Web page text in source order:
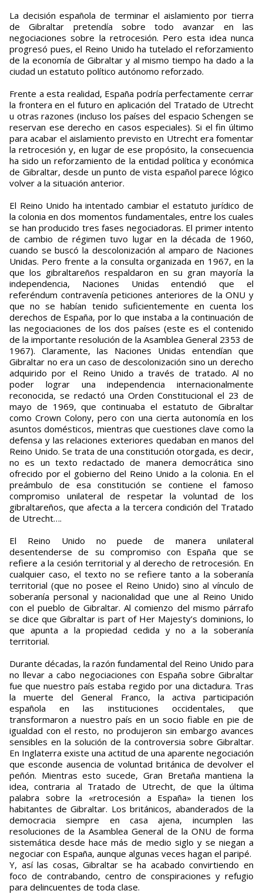
La decisión española de terminar el aislamiento por tierra
de Gibraltar pretendía sobre todo avanzar en las
negociaciones sobre la retrocesión. Pero esta idea nunca
progresó pues, el Reino Unido ha tutelado el reforzamiento
de la economía de Gibraltar y al mismo tiempo ha dado a la
ciudad un estatuto político autónomo reforzado.
Frente a esta realidad, España podría perfectamente cerrar
la frontera en el futuro en aplicación del Tratado de Utrecht
u otras razones (incluso los países del espacio Schengen se
reservan ese derecho en casos especiales). Si el fin último
para acabar el aislamiento previsto en Utrecht era fomentar
la retrocesión y, en lugar de ese propósito, la consecuencia
ha sido un reforzamiento de la entidad política y económica
de Gibraltar, desde un punto de vista español parece lógico
volver a la situación anterior.
El Reino Unido ha intentado cambiar el estatuto jurídico de
la colonia en dos momentos fundamentales, entre los cuales
se han producido tres fases negociadoras. El primer intento
de cambio de régimen tuvo lugar en la década de 1960,
cuando se buscó la descolonización al amparo de Naciones
Unidas. Pero frente a la consulta organizada en 1967, en la
que los gibraltareños respaldaron en su gran mayoría la
independencia, Naciones Unidas entendió que el
referéndum contravenía peticiones anteriores de la ONU y
que no se habían tenido suficientemente en cuenta los
derechos de España, por lo que instaba a la continuación de
las negociaciones de los dos países (este es el contenido
de la importante resolución de la Asamblea General 2353 de
1967). Claramente, las Naciones Unidas entendían que
Gibraltar no era un caso de descolonización sino un derecho
adquirido por el Reino Unido a través de tratado. Al no
poder lograr una independencia internacionalmente
reconocida, se redactó una Orden Constitucional el 23 de
mayo de 1969, que continuaba el estatuto de Gibraltar
como Crown Colony, pero con una cierta autonomía en los
asuntos domésticos, mientras que cuestiones clave como la
defensa y las relaciones exteriores quedaban en manos del
Reino Unido. Se trata de una constitución otorgada, es decir,
no es un texto redactado de manera democrática sino
ofrecido por el gobierno del Reino Unido a la colonia. En el
preámbulo de esa constitución se contiene el famoso
compromiso unilateral de respetar la voluntad de los
gibraltareños, que afecta a la tercera condición del Tratado
de Utrecht….
El Reino Unido no puede de manera unilateral
desentenderse de su compromiso con España que se
refiere a la cesión territorial y al derecho de retrocesión. En
cualquier caso, el texto no se refiere tanto a la soberanía
territorial (que no posee el Reino Unido) sino al vínculo de
soberanía personal y nacionalidad que une al Reino Unido
con el pueblo de Gibraltar. Al comienzo del mismo párrafo
se dice que Gibraltar is part of Her Majesty’s dominions, lo
que apunta a la propiedad cedida y no a la soberanía
territorial.
Durante décadas, la razón fundamental del Reino Unido para
no llevar a cabo negociaciones con España sobre Gibraltar
fue que nuestro país estaba regido por una dictadura. Tras
la muerte del General Franco, la activa participación
española en las instituciones occidentales, que
transformaron a nuestro país en un socio fiable en pie de
igualdad con el resto, no produjeron sin embargo avances
sensibles en la solución de la controversia sobre Gibraltar.
En Inglaterra existe una actitud de una aparente negociación
que esconde ausencia de voluntad británica de devolver el
peñón. Mientras esto sucede, Gran Bretaña mantiena la
idea, contraria al Tratado de Utrecht, de que la última
palabra sobre la «retrocesión a España» la tienen los
habitantes de Gibraltar. Los británicos, abanderados de la
democracia siempre en casa ajena, incumplen las
resoluciones de la Asamblea General de la ONU de forma
sistemática desde hace más de medio siglo y se niegan a
negociar con España, aunque algunas veces hagan el paripé.
Y, así las cosas, Gibraltar se ha acabado convirtiendo en
foco de contrabando, centro de conspiraciones y refugio
para delincuentes de toda clase.